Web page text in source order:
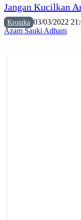
Jangan Kucilkan
Kronika 03/03/2022
Azam Sauki Adham